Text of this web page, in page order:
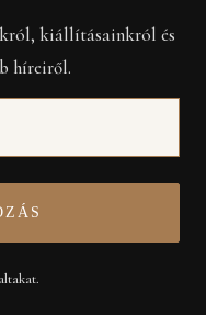
kiállításainkról és
híreiről.